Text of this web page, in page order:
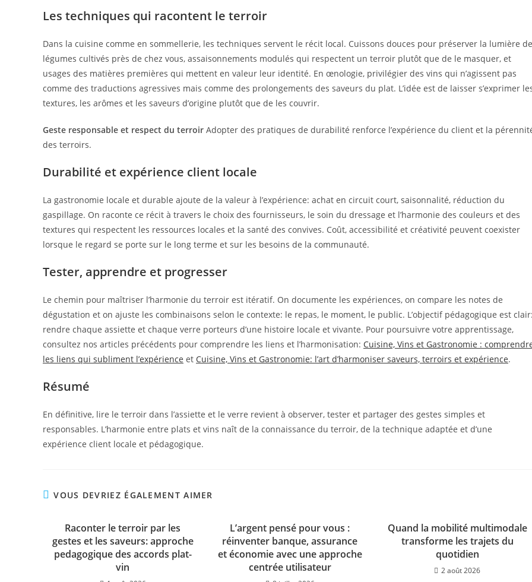
Les techniques qui racontent le terroir
Dans la cuisine comme en sommellerie, les techniques servent le récit local. Cuissons douces pour préserver la lumière
légumes cultivés près de chez vous, assaisonnements modulés qui respectent un terroir plutôt que de le masquer, et
usages des matières premières qui mettent en valeur leur identité. En œnologie, privilégier des vins qui n’agissent pas
comme des traductions agressives mais comme des prolongements des saveurs du plat. L’idée est de laisser s’exprimer
textures, les arômes et les saveurs d’origine plutôt que de les couvrir.
Geste responsable et respect du terroir Adopter des pratiques de durabilité renforce l’expérience du client et la
des terroirs.
Durabilité et expérience client locale
La gastronomie locale et durable ajoute de la valeur à l’expérience: achat en circuit court, saisonnalité, réduction du
gaspillage. On raconte ce récit à travers le choix des fournisseurs, le soin du dressage et l’harmonie des couleurs et des
textures qui respectent les ressources locales et la santé des convives. Coût, accessibilité et créativité peuvent coexister
lorsque le regard se porte sur le long terme et sur les besoins de la communauté.
Tester, apprendre et progresser
Le chemin pour maîtriser l’harmonie du terroir est itératif. On documente les expériences, on compare les notes de
dégustation et on ajuste les combinaisons selon le contexte: le repas, le moment, le public. L’objectif pédagogique est
rendre chaque assiette et chaque verre porteurs d’une histoire locale et vivante. Pour poursuivre votre apprentissage,
consultez nos articles précédents pour comprendre les liens et l’harmonisation: Cuisine, Vins et Gastronomie :
les liens qui subliment l’expérience et Cuisine, Vins et Gastronomie: l’art d’harmoniser saveurs, terroirs et expérience.
Résumé
En définitive, lire le terroir dans l’assiette et le verre revient à observer, tester et partager des gestes simples et
responsables. L’harmonie entre plats et vins naît de la connaissance du terroir, de la technique adaptée et d’une
expérience client locale et pédagogique.
VOUS DEVRIEZ ÉGALEMENT AIMER
Raconter le terroir par les
gestes et les saveurs: approche
pedagogique des accords plat-
vin
L’argent pensé pour vous :
réinventer banque, assurance
et économie avec une approche
centrée utilisateur
Quand la mobilité multimodale
transforme les trajets du
quotidien
2 août 2026